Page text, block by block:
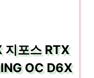
지포스 RTX
OC D6X